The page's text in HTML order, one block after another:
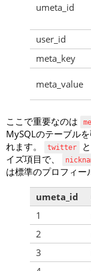
umeta_id
user_id
meta_key
meta_value
ここで重要なのは
MySQLのテーブル
れます。
twitter と
イズ項目で、
は標準のプロフィー
umeta_id
1
2
3